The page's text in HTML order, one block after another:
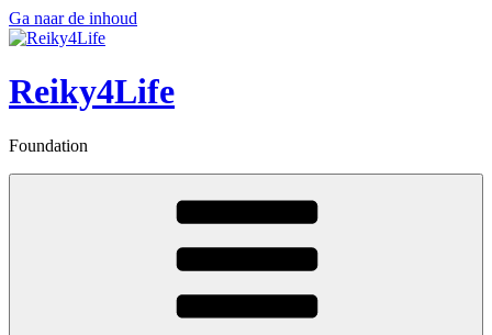
Ga naar de inhoud
Reiky4Life
Foundation